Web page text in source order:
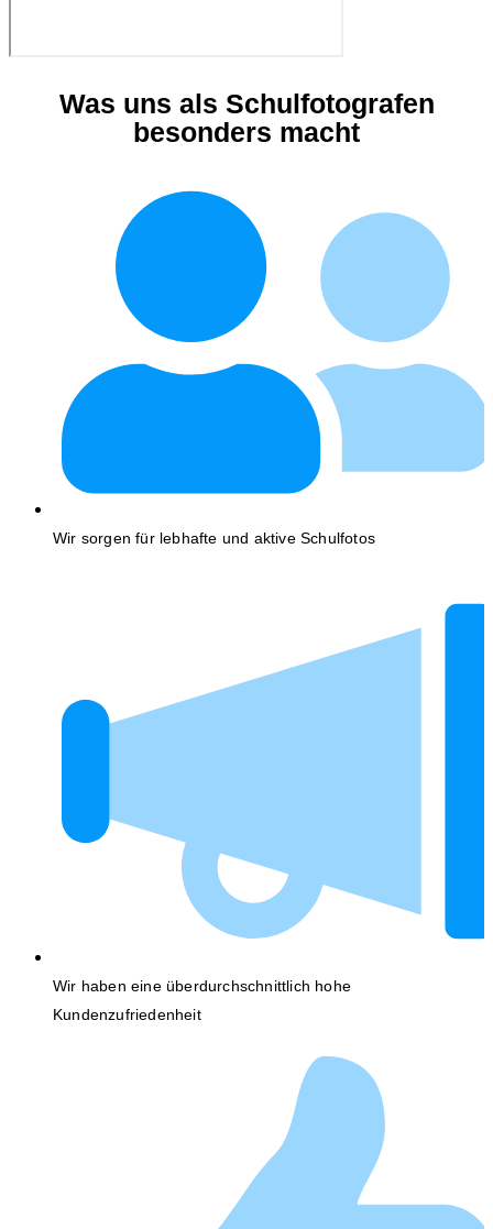
Was uns als Schulfotografen
besonders macht
Wir sorgen für lebhafte und aktive Schulfotos
Wir haben eine überdurchschnittlich hohe
Kundenzufriedenheit